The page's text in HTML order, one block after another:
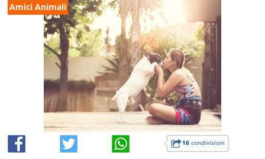
Amici Animali
16condivisioni